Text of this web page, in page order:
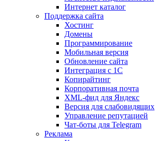
Интернет каталог
Поддержка сайта
Хостинг
Домены
Программирование
Мобильная версия
Обновление сайта
Интеграция с 1С
Копирайтинг
Корпоративная почта
XML-фид для Яндекс
Версия для слабовидящих
Управление репутацией
Чат-боты для Telegram
Реклама